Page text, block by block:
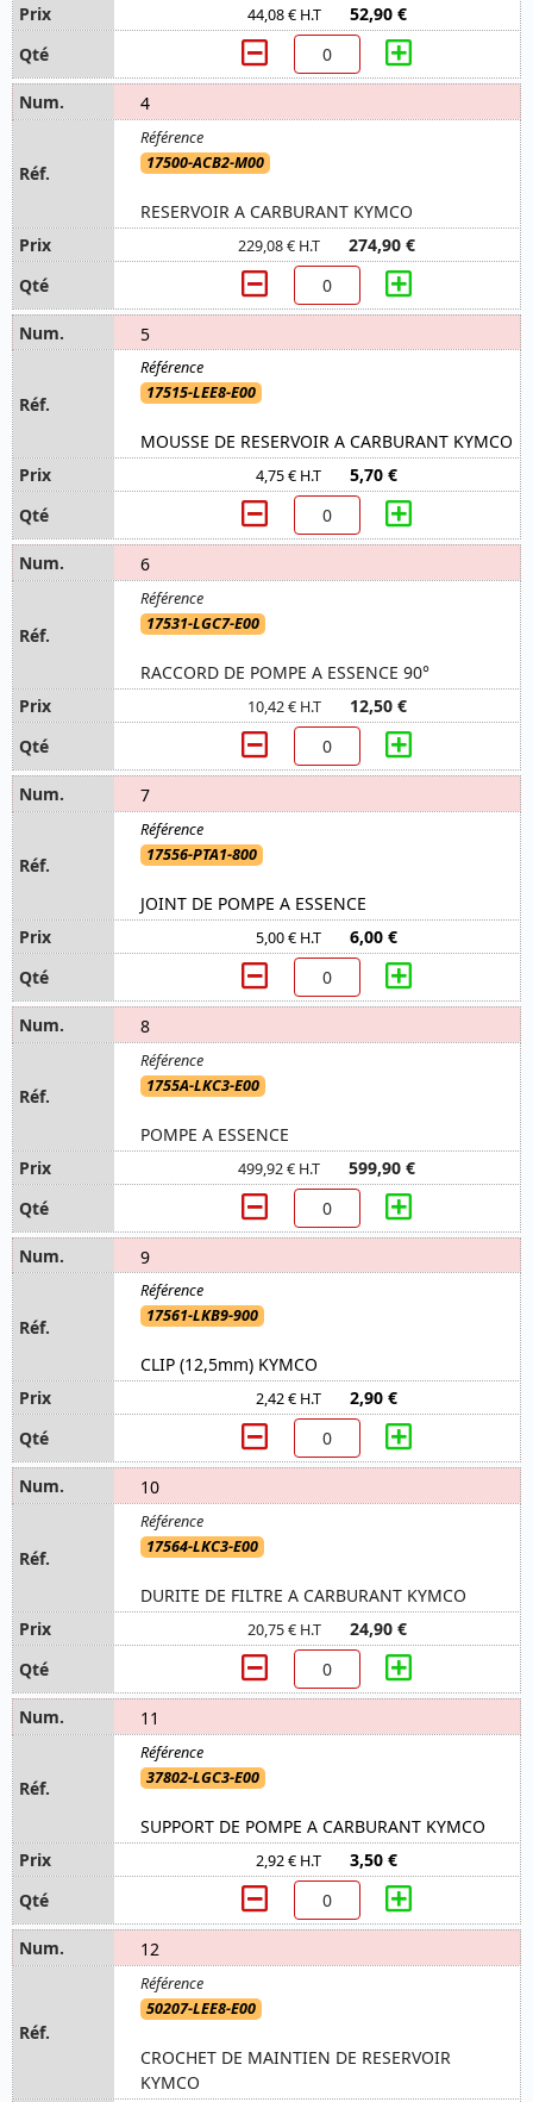
44,08 € H.T 52,90 €
4
17500-ACB2-M00
RESERVOIR A CARBURANT KYMCO
229,08 € H.T 274,90 €
5
17515-LEE8-E00
MOUSSE DE RESERVOIR A CARBURANT KYMCO
4,75 € H.T 5,70 €
6
17531-LGC7-E00
RACCORD DE POMPE A ESSENCE 90°
10,42 € H.T 12,50 €
7
17556-PTA1-800
JOINT DE POMPE A ESSENCE
5,00 € H.T 6,00 €
8
1755A-LKC3-E00
POMPE A ESSENCE
499,92 € H.T 599,90 €
9
17561-LKB9-900
CLIP (12,5mm) KYMCO
2,42 € H.T 2,90 €
10
17564-LKC3-E00
DURITE DE FILTRE A CARBURANT KYMCO
20,75 € H.T 24,90 €
11
37802-LGC3-E00
SUPPORT DE POMPE A CARBURANT KYMCO
2,92 € H.T 3,50 €
12
50207-LEE8-E00
CROCHET DE MAINTIEN DE RESERVOIR
KYMCO